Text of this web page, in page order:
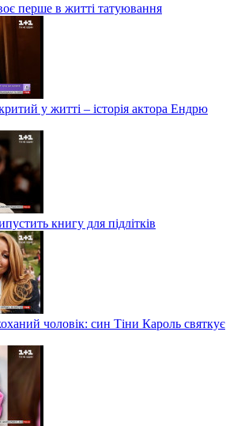
перше в житті татуювання
у житті – історія актора Ендрю
книгу для підлітків
чоловік: син Тіни Кароль святкує